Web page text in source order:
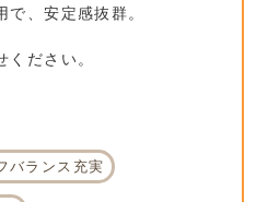
、安定感抜群。
ください。
バランス充実